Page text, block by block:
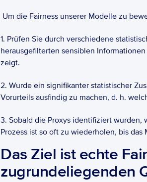
Um die Fairness unserer Modelle zu
1. Prüfen Sie durch verschiedene
herausgefilterten sensiblen
zeigt.
2. Wurde ein signifikanter statistischer
Vorurteils ausfindig zu machen, d. h.
3. Sobald die Proxys identifiziert wurden,
Prozess ist so oft zu wiederholen, bis
Das Ziel ist echte
zugrundeliegenden